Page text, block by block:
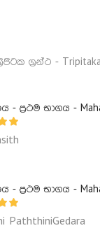
ග්‍රන්ථ -
- ප්‍රථම භාගය -
- ප්‍රථම භාගය -
PaththiniGedara